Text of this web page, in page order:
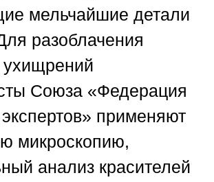
мельчайшие детали
разоблачения
Союза «Федерация
применяют
микроскопию,
анализ красителей